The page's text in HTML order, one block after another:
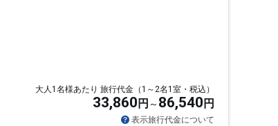
大人1名様あたり 旅行代金（1～2名1室・税込）
33,860 円 86,540 円
表示旅行代金について